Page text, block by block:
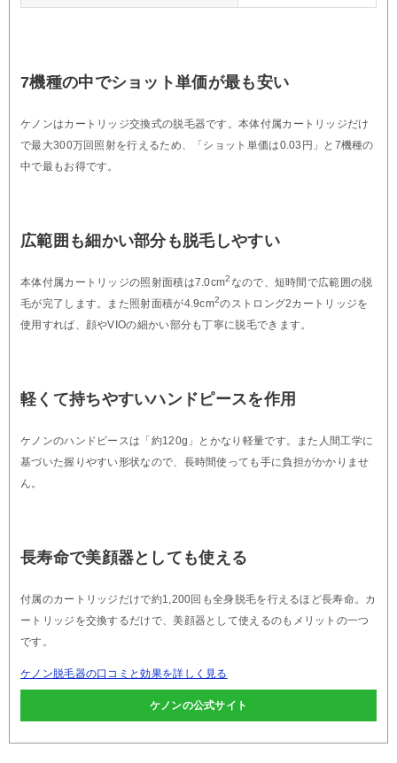
7機種の中でショット単価が最も安い
ケノンはカートリッジ交換式の脱毛器です。本体付属カートリッジだけ
で最大300万回照射を行えるため、「ショット単価は0.03円」と7機種の
中で最もお得です。
広範囲も細かい部分も脱毛しやすい
本体付属カートリッジの照射面積は7.0cm2 なので、短時間で広範囲の脱
毛が完了します。また照射面積が4.9cm2のストロング2カートリッジを
使用すれば、顔やVIOの細かい部分も丁寧に脱毛できます。
軽くて持ちやすいハンドピースを作用
ケノンのハンドピースは「約120g」とかなり軽量です。また人間工学に
基づいた握りやすい形状なので、長時間使っても手に負担がかかりませ
ん。
長寿命で美顔器としても使える
付属のカートリッジだけで約1,200回も全身脱毛を行えるほど長寿命。カ
ートリッジを交換するだけで、美顔器として使えるのもメリットの一つ
です。
ケノン脱毛器の口コミと効果を詳しく見る
ケノンの公式サイト